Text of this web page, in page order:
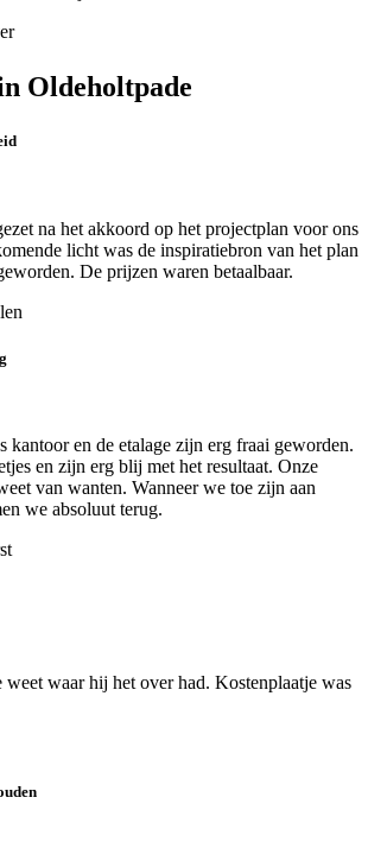
Oldeholtpade
na het akkoord op het projectplan voor ons
licht was de inspiratiebron van het plan
De prijzen waren betaalbaar.
kantoor en de etalage zijn erg fraai geworden.
en zijn erg blij met het resultaat. Onze
van wanten. Wanneer we toe zijn aan
we absoluut terug.
waar hij het over had. Kostenplaatje was